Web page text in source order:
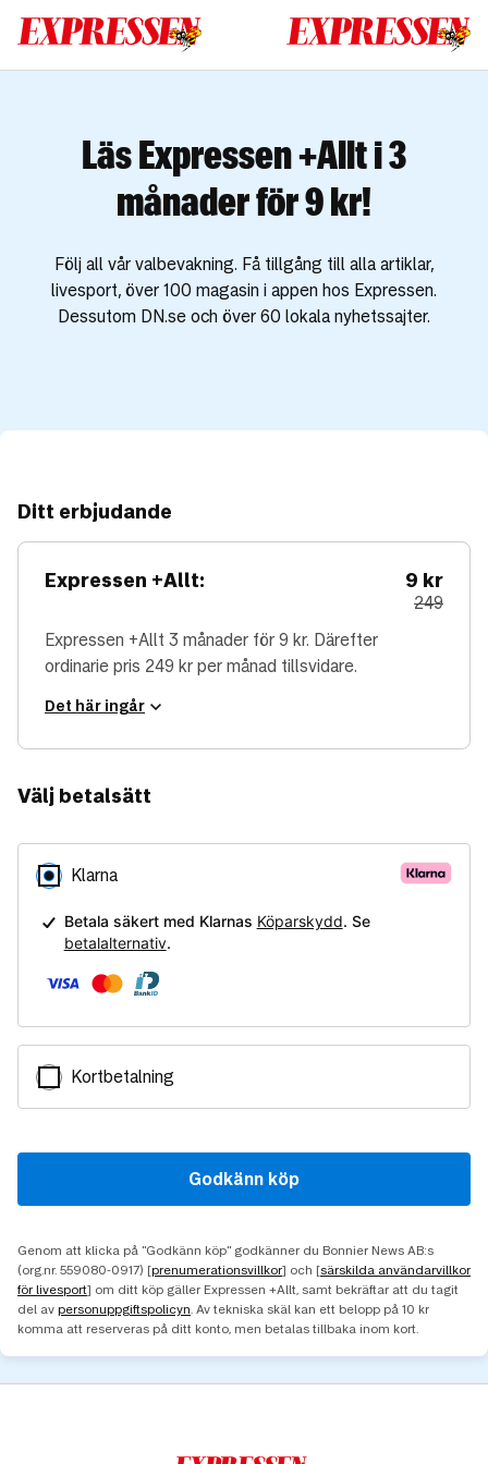
Läs Expressen +Allt i 3
månader för 9 kr!
Följ all vår valbevakning. Få tillgång till alla artiklar,
livesport, över 100 magasin i appen hos Expressen.
Dessutom DN.se och över 60 lokala nyhetssajter.
Ditt erbjudande
Expressen +Allt: 9 kr
ordinarie
249
Expressen +Allt 3 månader för 9 kr. Därefter
ordinarie pris 249 kr per månad tillsvidare.
Det här ingår
Välj betalsätt
Klarna
Kortbetalning
Godkänn köp
Genom att klicka på "Godkänn köp" godkänner du Bonnier News AB:s
(org.nr. 559080-0917) [prenumerationsvillkor] och [särskilda användarvillkor
för livesport] om ditt köp gäller Expressen +Allt, samt bekräftar att du tagit
del av personuppgiftspolicyn. Av tekniska skäl kan ett belopp på 10 kr
komma att reserveras på ditt konto, men betalas tillbaka inom kort.